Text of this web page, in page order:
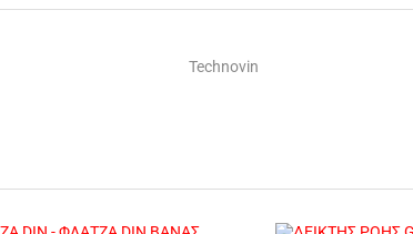
Technovin